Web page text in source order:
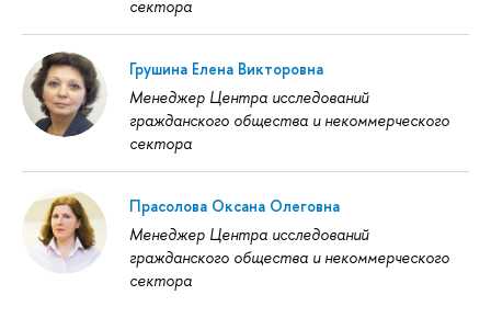
сектора
Грушина Елена Викторовна
Менеджер Центра исследований
гражданского общества и некоммерческого
сектора
Прасолова Оксана Олеговна
Менеджер Центра исследований
гражданского общества и некоммерческого
сектора